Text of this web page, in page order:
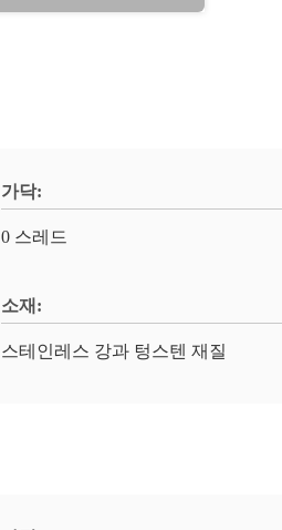
가닥:
0 스레드
소재:
스테인레스 강과 텅스텐 재질